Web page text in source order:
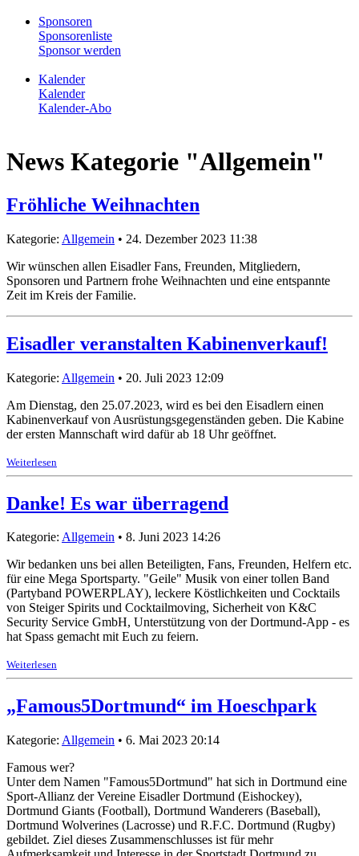
Sponsoren
Sponsorenliste
Sponsor werden
Kalender
Kalender
Kalender-Abo
News Kategorie "Allgemein"
Fröhliche Weihnachten
Kategorie: Allgemein • 24. Dezember 2023 11:38
Wir wünschen allen Eisadler Fans, Freunden, Mitgliedern,
Sponsoren und Partnern frohe Weihnachten und eine entspannte
Zeit im Kreis der Familie.
Eisadler veranstalten Kabinenverkauf!
Kategorie: Allgemein • 20. Juli 2023 12:09
Am Dienstag, den 25.07.2023, wird es bei den Eisadlern einen
Kabinenverkauf von Ausrüstungsgegenständen geben. Die Kabine
der ersten Mannschaft wird dafür ab 18 Uhr geöffnet.
Weiterlesen
Danke! Es war überragend
Kategorie: Allgemein • 8. Juni 2023 14:26
Wir bedanken uns bei allen Beteiligten, Fans, Freunden, Helfern etc.
für eine Mega Sportsparty. "Geile" Musik von einer tollen Band
(Partyband POWERPLAY), leckere Köstlichkeiten und Cocktails
von Steiger Spirits und Cocktailmoving, Sicherheit von K&C
Security Service GmbH, Unterstützung von der Dortmund-App - es
hat Spass gemacht mit Euch zu feiern.
Weiterlesen
„Famous5Dortmund“ im Hoeschpark
Kategorie: Allgemein • 6. Mai 2023 20:14
Famous wer?
Unter dem Namen "Famous5Dortmund" hat sich in Dortmund eine
Sport-Allianz der Vereine Eisadler Dortmund (Eishockey),
Dortmund Giants (Football), Dortmund Wanderers (Baseball),
Dortmund Wolverines (Lacrosse) und R.F.C. Dortmund (Rugby)
gebildet. Ziel dieses Zusammenschlusses ist für mehr